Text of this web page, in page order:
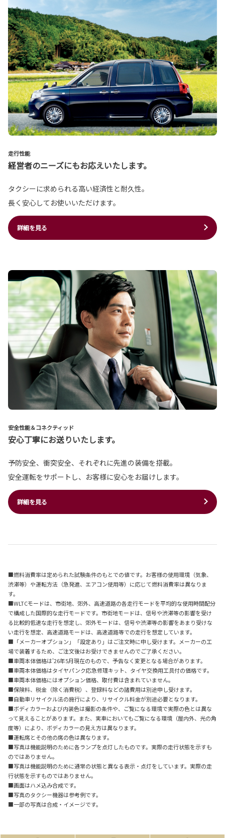
走行性能
経営者のニーズにもお応えいたします。
タクシーに求められる高い経済性と耐久性。
長く安心してお使いいただけます。
詳細を見る
安全性能＆コネクティッド
安心丁寧にお送りいたします。
予防安全、衝突安全、それぞれに先進の装備を搭載。
安全運転をサポートし、お客様に安心をお届けします。
詳細を見る
■燃料消費率は定められた試験条件のもとでの値です。お客様の使用環境（気象、
渋滞等）や運転方法（急発進、エアコン使用等）に応じて燃料消費率は異なりま
す。
■WLTCモードは、市街地、郊外、高速道路の各走行モードを平均的な使用時間配分
で構成した国際的な走行モードです。市街地モードは、信号や渋滞等の影響を受け
る比較的低速な走行を想定し、郊外モードは、信号や渋滞等の影響をあまり受けな
い走行を想定、高速道路モードは、高速道路等での走行を想定しています。
■「メーカーオプション」「設定あり」はご注文時に申し受けます。メーカーの工
場で装着するため、ご注文後はお受けできませんのでご了承ください。
■車両本体価格は'26年5月現在のもので、予告なく変更となる場合があります。
■車両本体価格はタイヤパンク応急修理キット、タイヤ交換用工具付の価格です。
■車両本体価格にはオプション価格、取付費は含まれていません。
■保険料、税金（除く消費税）、登録料などの諸費用は別途申し受けます。
■自動車リサイクル法の施行により、リサイクル料金が別途必要となります。
■ボディカラーおよび内装色は撮影の条件や、ご覧になる環境で実際の色とは異な
って見えることがあります。また、実車においてもご覧になる環境（屋内外、光の角
度等）により、ボディカラーの見え方は異なります。
■運転席とその他の席の色は異なります。
■写真は機能説明のために各ランプを点灯したものです。実際の走行状態を示すも
のではありません。
■写真は機能説明のために通常の状態と異なる表示・点灯をしています。実際の走
行状態を示すものではありません。
■画面はハメ込み合成です。
■写真のタクシー機器は参考例です。
■一部の写真は合成・イメージです。